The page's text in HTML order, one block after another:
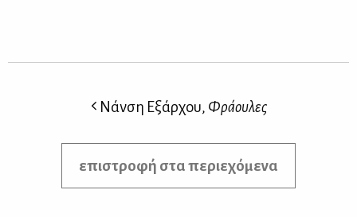
Νάνση Εξάρχου, Φράουλες
επιστροφή στα περιεχόμενα